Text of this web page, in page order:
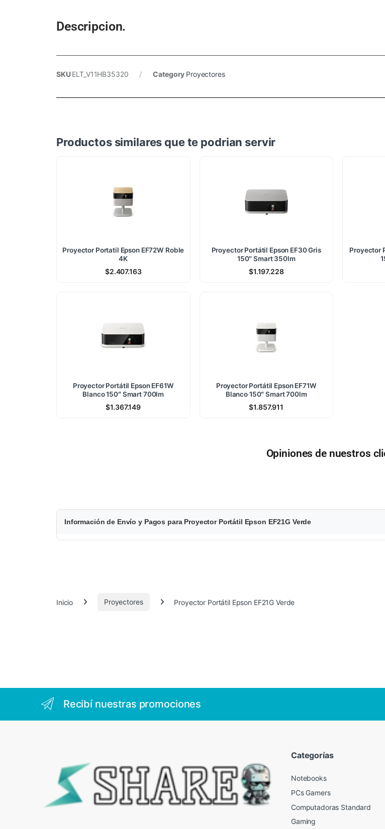
Descripcion.
SKUELT_V11HB35320 Category Proyectores
Productos similares que te podrian servir
Proyector Portatil Epson EF72W Roble
4K
$2.407.163
Proyector Portátil Epson EF30 Gris
150″ Smart 350lm
$1.197.228
Proyector
Proyector Portátil Epson EF61W
Blanco 150″ Smart 700lm
$1.367.149
Proyector Portátil Epson EF71W
Blanco 150″ Smart 700lm
$1.857.911
Opiniones de nuestros
$
1
0
0
2
Información de Envío y Pagos para Proyector Portátil Epson EF21G Verde
Inicio Proyectores Proyector Portátil Epson EF21G Verde
Recibí nuestras promociones
Categorías
Notebooks
PCs Gamers
Computadoras Standard
Gaming